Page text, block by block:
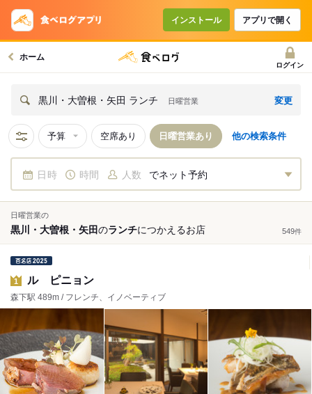
インストール アプリで開く
ホーム
ログイン
黒川・大曽根・矢田 ランチ 日曜営業 変更
予算 空席あり 日曜営業あり 他の検索条件
日時 時間 人数 でネット予約
日曜営業の
黒川・大曽根・矢田のランチにつかえるお店 549件
1 ル ピニョン
森下駅 489m / フレンチ、イノベーティブ